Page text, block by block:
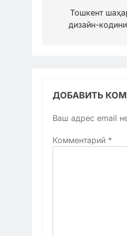
записям
Тошкент
дизайн-
ДОБАВИТЬ
Ваш адрес email
Комментарий *